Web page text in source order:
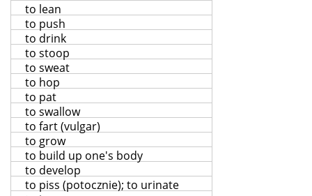
to lean
to push
to drink
to stoop
to sweat
to hop
to pat
to swallow
to fart (vulgar)
to grow
to build up one's body
to develop
to piss (potocznie); to urinate